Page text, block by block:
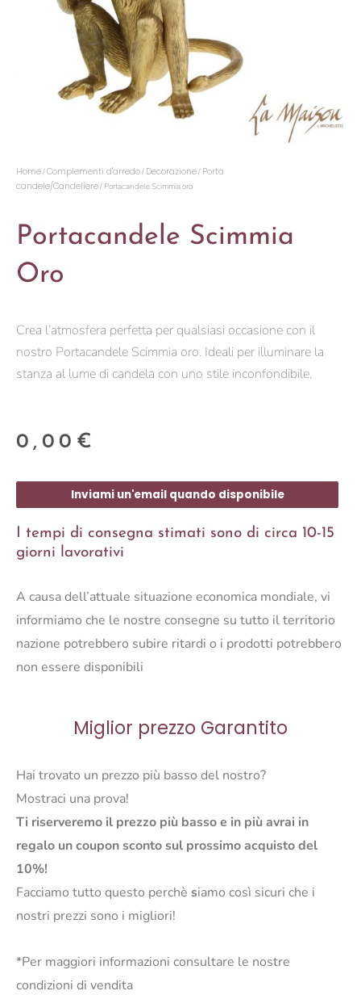
Home/Complementi d'arredo/ Decorazione/ Porta
candele/Candeliere/ Portacandele Scimmia oro
Portacandele Scimmia
Oro
Crea l’atmosfera perfetta per qualsiasi occasione con il
nostro Portacandele Scimmia oro. Ideali per illuminare la
stanza al lume di candela con uno stile inconfondibile.
0,00 €
Inviami un'email quando disponibile
I tempi di consegna stimati sono di circa 10-15
giorni lavorativi
A causa dell’attuale situazione economica mondiale, vi
informiamo che le nostre consegne su tutto il territorio
nazione potrebbero subire ritardi o i prodotti potrebbero
non essere disponibili
Miglior prezzo Garantito
Hai trovato un prezzo più basso del nostro?
Mostraci una prova!
Ti riserveremo il prezzo più basso e in più avrai in
regalo un coupon sconto sul prossimo acquisto del
10%!
Facciamo tutto questo perchè siamo così sicuri che i
nostri prezzi sono i migliori!
*Per maggiori informazioni consultare le nostre
condizioni di vendita